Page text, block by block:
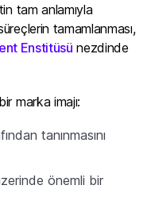
tam anlamıyla
tamamlanması,
Enstitüsü nezdinde
marka imajı:
tanınmasını
önemli bir